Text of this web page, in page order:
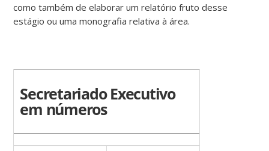
como também de elaborar um relatório fruto desse
estágio ou uma monografia relativa à área.
Secretariado Executivo
em números